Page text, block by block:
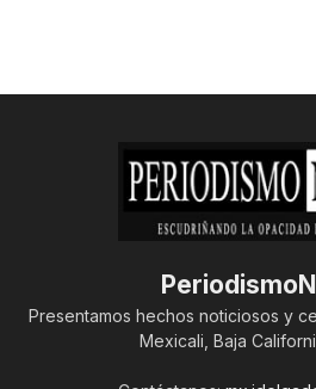
Presentamos hechos noticiosos y
Mexicali, Baja